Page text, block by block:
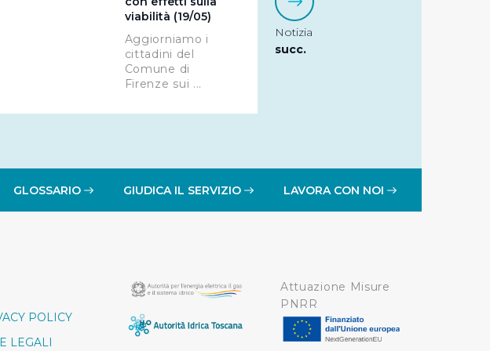
banner l’Utente rifiuta tutti i cookie con la sola
il permanere delle impostazioni di default e
sistemi di tracciamento ad esclusione di quelli
viabilità (19/05)
Aggiorniamo i
cittadini del
Comune di
Firenze sui ...
Notizia
succ.
GLOSSARIO GIUDICA IL SERVIZIO LAVORA CON NOI
POLICY
LEGALI
Attuazione Misure
PNRR